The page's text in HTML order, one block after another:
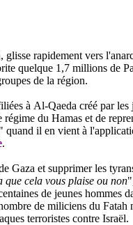
rapidement vers
quelque 1,7 millions de
de la région.
à Al-Qaeda créé par les
du Hamas et de
quand il en vient à
.
Gaza et supprimer les
cela vous plaise ou non
de jeunes hommes
de miliciens du
terroristes contre Israël.